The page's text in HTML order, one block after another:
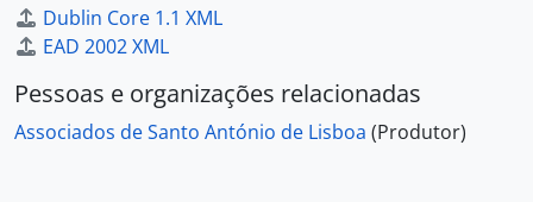
Dublin Core 1.1 XML
EAD 2002 XML
Pessoas e organizações relacionadas
Associados de Santo António de Lisboa (Produtor)